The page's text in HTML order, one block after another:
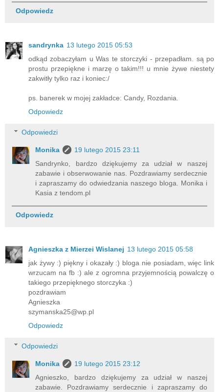
Odpowiedz
sandrynka 13 lutego 2015 05:53
odkąd zobaczyłam u Was te storczyki - przepadłam. są po
prostu przepiękne i marzę o takim!!! u mnie żywe niestety
zakwitły tylko raz i koniec:/
ps. banerek w mojej zakładce: Candy, Rozdania.
Odpowiedz
Odpowiedzi
Monika
19 lutego 2015 23:11
Sandrynko, bardzo dziękujemy za udział w naszej
zabawie i obserwowanie nas. Pozdrawiamy serdecznie
i zapraszamy do odwiedzania naszego bloga. Monika i
Kasia z tendom.pl
Odpowiedz
Agnieszka z Mierzei Wislanej 13 lutego 2015 05:58
jak żywy :) piękny i okazały :) bloga nie posiadam, więc link
wrzucam na fb :) ale z ogromna przyjemnością powalczę o
takiego przepięknego storczyka :)
pozdrawiam
Agnieszka
szymanska25@wp.pl
Odpowiedz
Odpowiedzi
Monika
19 lutego 2015 23:12
Agnieszko, bardzo dziękujemy za udział w naszej
zabawie. Pozdrawiamy serdecznie i zapraszamy do